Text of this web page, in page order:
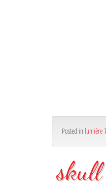
Posted in lumière